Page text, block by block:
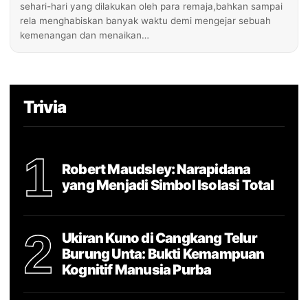
sehari-hari yang dilakukan oleh para remaja,bahkan sampai
rela menghabiskan banyak waktu demi mengejar sebuah
kemenangan dan menaikan…
Trivia
1
Robert Maudsley: Narapidana
yang Menjadi Simbol Isolasi Total
2
Ukiran Kuno di Cangkang Telur
Burung Unta: Bukti Kemampuan
Kognitif Manusia Purba